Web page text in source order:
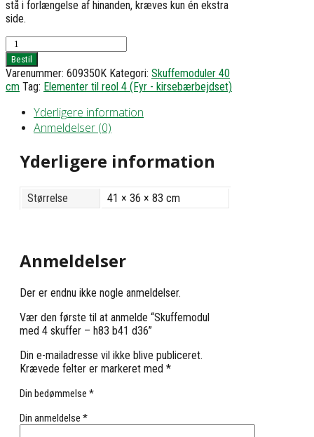
stå i forlængelse af hinanden, kræves kun én ekstra
side.
Skuffemodul
med
4
skuffer
-
Bestil
Varenummer: 609350K Kategori: Skuffemoduler 40
cm Tag: Elementer til reol 4 (Fyr - kirsebærbejdset)
Yderligere information
Anmeldelser (0)
Yderligere information
Størrelse 41 × 36 × 83 cm
Anmeldelser
Der er endnu ikke nogle anmeldelser.
Vær den første til at anmelde “Skuffemodul
med 4 skuffer – h83 b41 d36”
Din e-mailadresse vil ikke blive publiceret.
Krævede felter er markeret med *
Din bedømmelse *
Din anmeldelse *